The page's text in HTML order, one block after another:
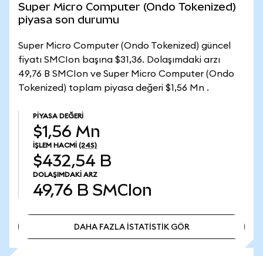
Super Micro Computer (Ondo Tokenized)
piyasa son durumu
Super Micro Computer (Ondo Tokenized) güncel
fiyatı SMCIon başına $31,36. Dolaşımdaki arzı
49,76 B SMCIon ve Super Micro Computer (Ondo
Tokenized) toplam piyasa değeri $1,56 Mn .
PIYASA DEĞERI
$1,56 Mn
İŞLEM HACMI (24S)
$432,54 B
DOLAŞIMDAKI ARZ
49,76 B SMCIon
DAHA FAZLA İSTATİSTİK GÖR